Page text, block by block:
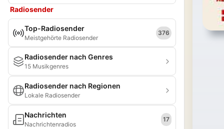
Radiosender
Top-Radiosender
Meistgehörte Radiosender
376
Radiosender nach Genres
15 Musikgenres
Radiosender nach Regionen
Lokale Radiosender
Nachrichten
Nachrichtenradios
17